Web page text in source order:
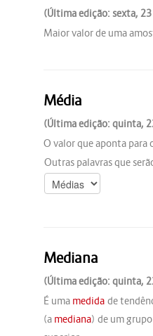
(Última edição: sexta,
Maior valor de uma
Média
(Última edição: quinta,
O valor que aponta para
Outras palavras que
Mediana
(Última edição: quinta,
É uma medida de
(a mediana) de um